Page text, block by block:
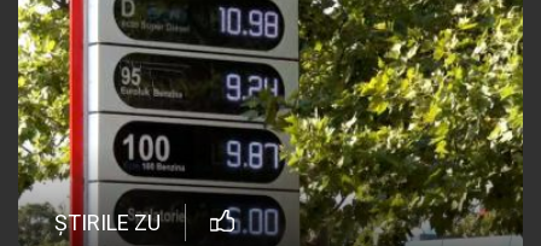
ȘTIRILE ZU